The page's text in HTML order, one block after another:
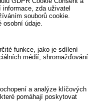
zda uživatel
souborů cookie.
osobní údaje.
funkce, jako je sdílení
médií, shromažďování
a analýze klíčových
pomáhají poskytovat